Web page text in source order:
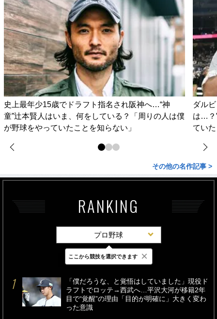
史上最年少15歳でドラフト指名され阪神へ…“神
童”辻本賢人はいま、何をしている？「周りの人は僕
が野球をやっていたことを知らない」
ダル
は…？
てい
その他の名作記事 >
RANKING
プロ野球
最新 24時間 週間
「僕だろうな、と覚悟はしていました」現役ド
ラフトでロッテ→西武へ…平沢大河が移籍2年
目で“覚醒”の理由「目的が明確に」大きく変わ
った意識
ここから競技を選択できます ×